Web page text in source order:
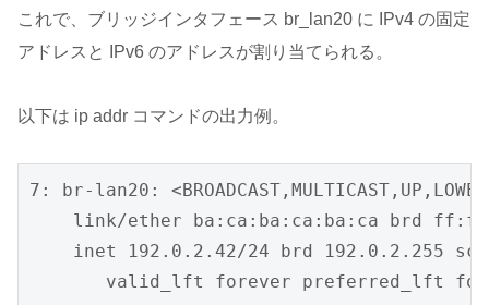
これで、ブリッジインタフェース br_lan20 に IPv4 の固定
アドレスと IPv6 のアドレスが割り当てられる。
以下は ip addr コマンドの出力例。
7: br-lan20:
link/ether ba:ca:ba:ca:ba:ca brd
inet 192.0.2.42/24 brd 192.0.2.255
valid_lft forever preferred_lft